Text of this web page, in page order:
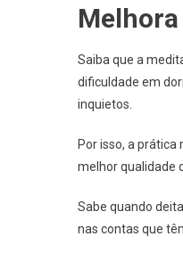
Saiba que a
dificuldade em
inquietos.
Por isso, a
melhor qualidade
Sabe quando
nas contas que